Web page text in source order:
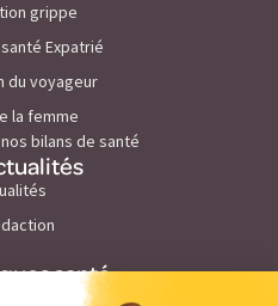
grippe
Expatrié
du voyageur
la femme
bilans de santé
santé
de la peau